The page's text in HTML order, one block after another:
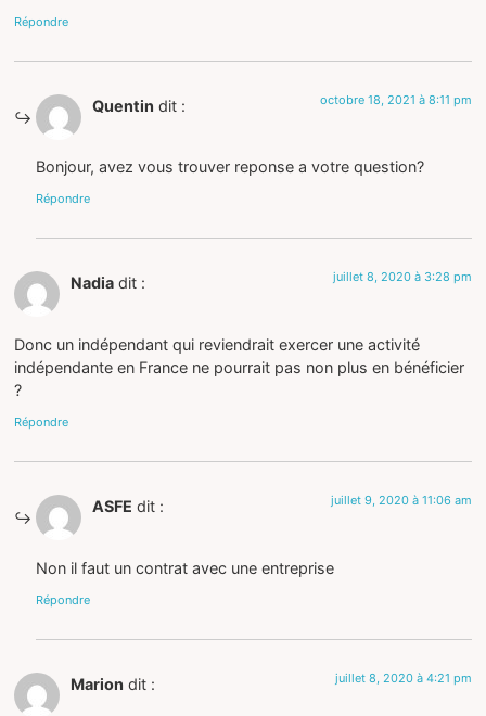
Répondre
Quentin dit : octobre 18, 2021 à 8:11 pm
Bonjour, avez vous trouver reponse a votre question?
Répondre
Nadia dit : juillet 8, 2020 à 3:28 pm
Donc un indépendant qui reviendrait exercer une activité
indépendante en France ne pourrait pas non plus en bénéficier
?
Répondre
ASFE dit : juillet 9, 2020 à 11:06 am
Non il faut un contrat avec une entreprise
Répondre
Marion dit : juillet 8, 2020 à 4:21 pm